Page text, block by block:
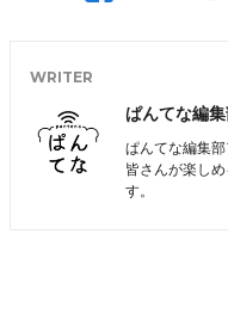
WRITER
ぱんてな編
ぱんてな編集
皆さんが楽し
す。